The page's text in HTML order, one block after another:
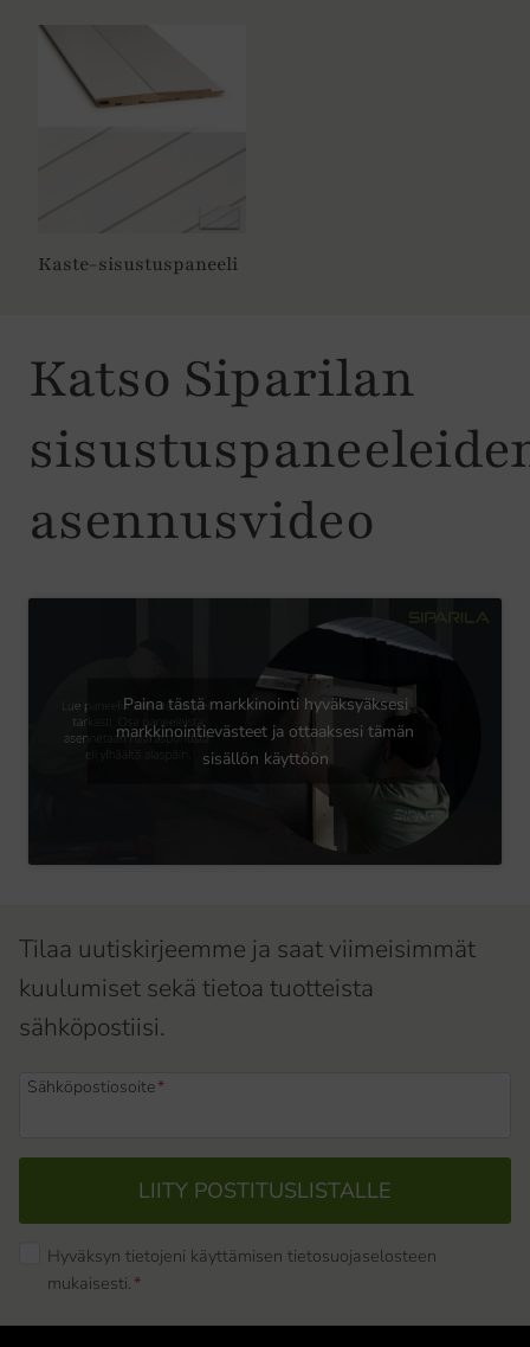
Kaste-sisustuspaneeli
Katso Siparilan
asennusvideo
Paina tästä markkinointi hyväksyäksesi
markkinointievästeet ja ottaaksesi tämän
sisällön käyttöön
Tilaa uutiskirjeemme ja saat viimeisimmät
kuulumiset sekä tietoa tuotteista
sähköpostiisi.
Sähköpostiosoite*
LIITY POSTITUSLISTALLE
Hyväksyn tietojeni käyttämisen tietosuojaselosteen
mukaisesti. *